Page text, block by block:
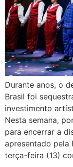
Durante anos, o
Brasil foi
investimento
Nesta semana,
para encerrar a
apresentado pela
terça-feira (13)